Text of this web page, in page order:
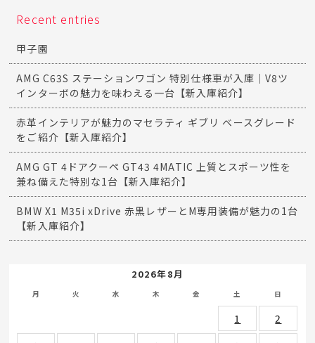
Recent entries
甲子園
AMG C63S ステーションワゴン 特別仕様車が入庫｜V8ツ
インターボの魅力を味わえる一台【新入庫紹介】
赤革インテリアが魅力のマセラティ ギブリ ベースグレード
をご紹介【新入庫紹介】
AMG GT 4ドアクーペ GT43 4MATIC 上質とスポーツ性を
兼ね備えた特別な1台【新入庫紹介】
BMW X1 M35i xDrive 赤黒レザーとM専用装備が魅力の1台
【新入庫紹介】
2026年8月
月 火 水 木 金 土 日
1
2